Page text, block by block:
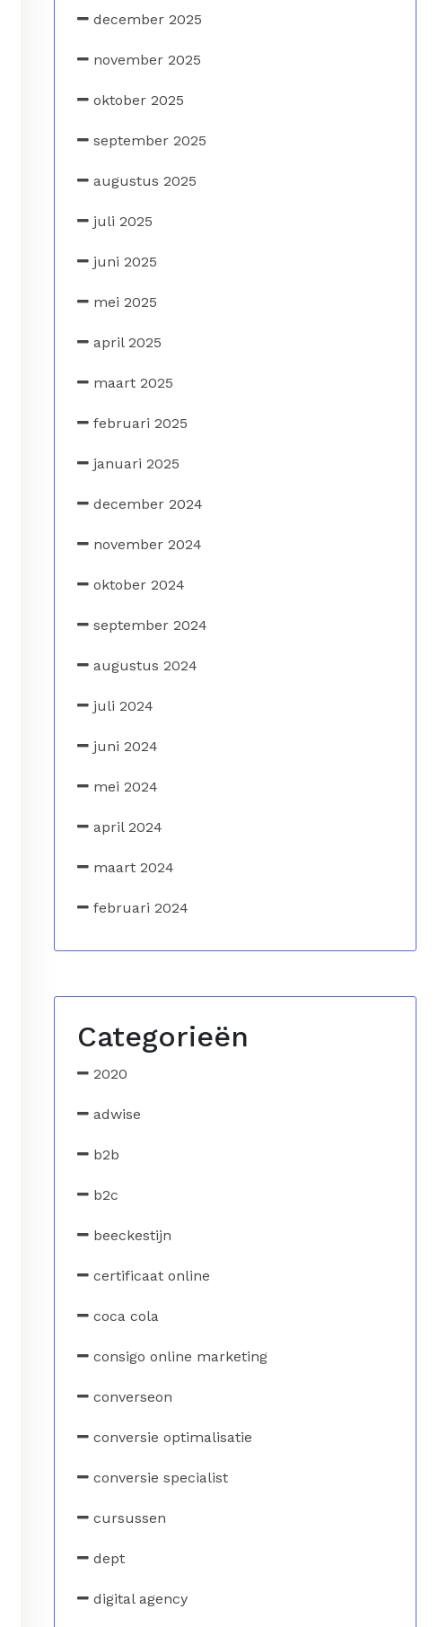
december 2025
november 2025
oktober 2025
september 2025
augustus 2025
juli 2025
juni 2025
mei 2025
april 2025
maart 2025
februari 2025
januari 2025
december 2024
november 2024
oktober 2024
september 2024
augustus 2024
juli 2024
juni 2024
mei 2024
april 2024
maart 2024
februari 2024
Categorieën
2020
adwise
b2b
b2c
beeckestijn
certificaat online
coca cola
consigo online marketing
converseon
conversie optimalisatie
conversie specialist
cursussen
dept
digital agency